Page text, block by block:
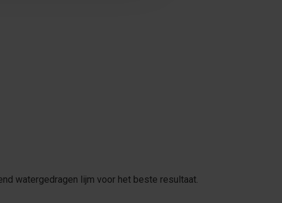
watergedragen lijm voor het beste resultaat.